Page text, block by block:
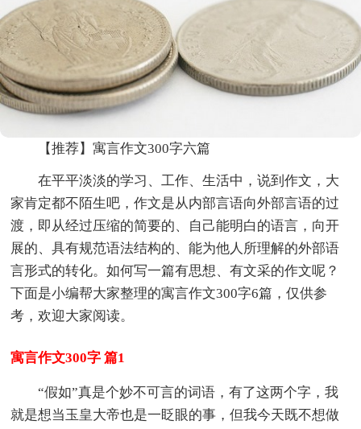
【推荐】寓言作文300字六篇
在平平淡淡的学习、工作、生活中，说到作文，大
家肯定都不陌生吧，作文是从内部言语向外部言语的过
渡，即从经过压缩的简要的、自己能明白的语言，向开
展的、具有规范语法结构的、能为他人所理解的外部语
言形式的转化。如何写一篇有思想、有文采的作文呢？
下面是小编帮大家整理的寓言作文300字6篇，仅供参
考，欢迎大家阅读。
寓言作文300字 篇1
“假如”真是个妙不可言的词语，有了这两个字，我
就是想当玉皇大帝也是一眨眼的事，但我今天既不想做